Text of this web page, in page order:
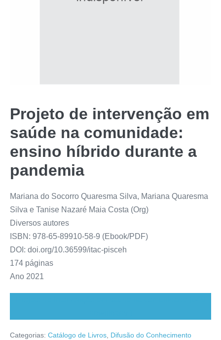
Projeto de intervenção em
saúde na comunidade:
ensino híbrido durante a
pandemia
Mariana do Socorro Quaresma Silva, Mariana Quaresma
Silva e Tanise Nazaré Maia Costa (Org)
Diversos autores
ISBN: 978-65-89910-58-9 (Ebook/PDF)
DOI: doi.org/10.36599/itac-pisceh
174 páginas
Ano 2021
Categorias: Catálogo de Livros, Difusão do Conhecimento